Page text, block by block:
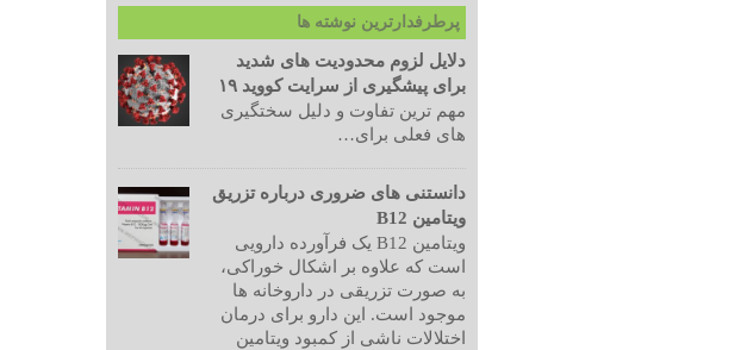
پرطرفدارترین نوشته ها
دلایل لزوم محدودیت های شدید
برای پیشگیری از سرایت کووید ۱۹
مهم ترین تفاوت و دلیل سختگیری
های فعلی برای…
دانستنی های ضروری درباره تزریق
ویتامین B12
ویتامین B12 یک فرآورده دارویی
است که علاوه بر اشکال خوراکی،
به صورت تزریقی در داروخانه ها
موجود است. این دارو برای درمان
اختلالات ناشی از کمبود ویتامین